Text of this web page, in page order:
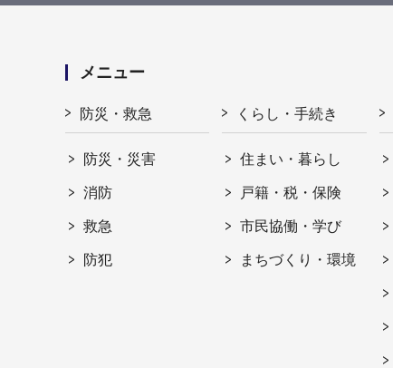
メニュー
防災・救急
防災・災害
消防
救急
防犯
くらし・手続き
住まい・暮らし
戸籍・税・保険
市民協働・学び
まちづくり・環境